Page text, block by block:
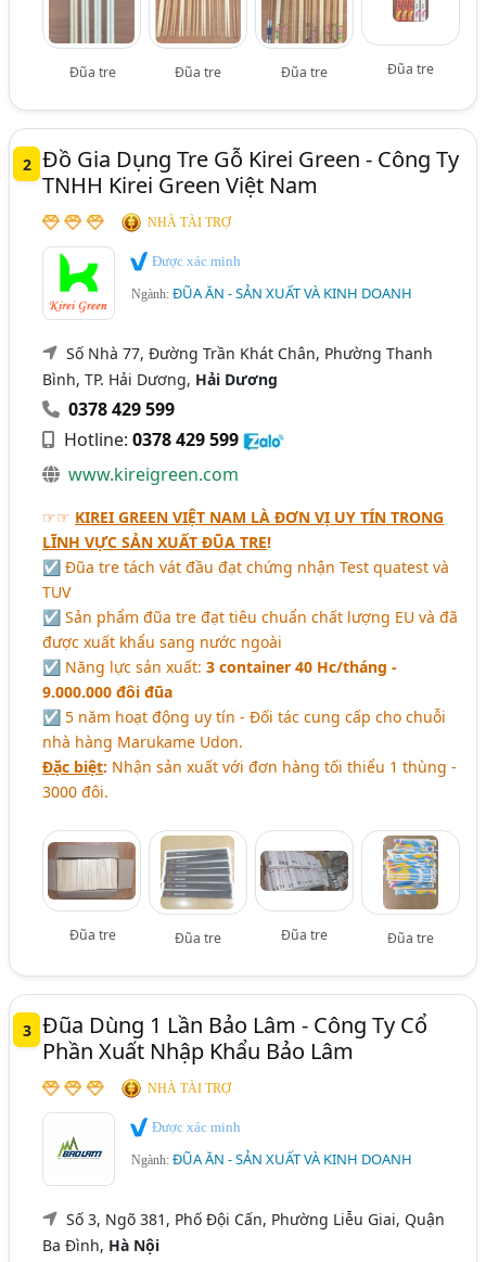
Đũa tre Đũa tre Đũa tre Đũa tre
2 Đồ Gia Dụng Tre Gỗ Kirei Green - Công Ty
TNHH Kirei Green Việt Nam
NHÀ TÀI TRỢ
Được xác minh
Ngành:ĐŨA ĂN - SẢN XUẤT VÀ KINH DOANH
Số Nhà 77, Đường Trần Khát Chân, Phường Thanh
Bình, TP. Hải Dương, Hải Dương
0378 429 599
Hotline:0378 429 599
www.kireigreen.com
☞☞ KIREI GREEN VIỆT NAM LÀ ĐƠN VỊ UY TÍN TRONG
LĨNH VỰC SẢN XUẤT ĐŨA TRE!
☑ Đũa tre tách vát đầu đạt chứng nhận Test quatest và
TUV
☑ Sản phẩm đũa tre đạt tiêu chuẩn chất lượng EU và đã
được xuất khẩu sang nước ngoài
☑ Năng lực sản xuất:3 container 40 Hc/tháng -
9.000.000 đôi đũa
☑ 5 năm hoạt động uy tín - Đối tác cung cấp cho chuỗi
nhà hàng Marukame Udon.
Đặc biệt: Nhận sản xuất với đơn hàng tối thiểu 1 thùng -
3000 đôi.
Đũa tre Đũa tre Đũa tre Đũa tre
3 Đũa Dùng 1 Lần Bảo Lâm - Công Ty Cổ
Phần Xuất Nhập Khẩu Bảo Lâm
NHÀ TÀI TRỢ
Được xác minh
Ngành:ĐŨA ĂN - SẢN XUẤT VÀ KINH DOANH
Số 3, Ngõ 381, Phố Đội Cấn, Phường Liễu Giai, Quận
Ba Đình, Hà Nội